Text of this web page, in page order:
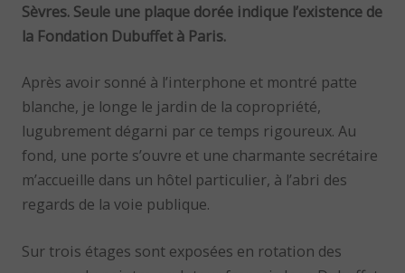
Sèvres. Seule une plaque dorée indique l’existence de
la Fondation Dubuffet à Paris.
Après avoir sonné à l’interphone et montré patte
blanche, je longe le jardin de la copropriété,
lugubrement dégarni par ce temps rigoureux. Au
fond, une porte s’ouvre et une charmante secrétaire
m’accueille dans un hôtel particulier, à l’abri des
regards de la voie publique.
Sur trois étages sont exposées en rotation des